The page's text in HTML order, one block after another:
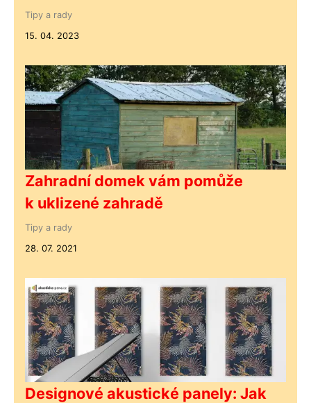
Tipy a rady
15. 04. 2023
Zahradní domek vám pomůže
k uklizené zahradě
Tipy a rady
28. 07. 2021
Designové akustické panely: Jak